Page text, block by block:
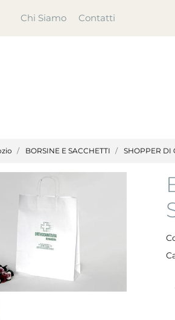
Chi Siamo Contatti
BORSINE E SACCHETTI SHOPPER DI